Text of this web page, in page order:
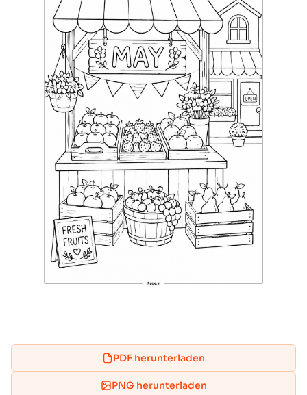
PDF herunterladen
PNG herunterladen